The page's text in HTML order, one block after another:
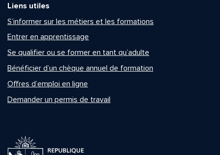
Liens utiles
S’informer sur les métiers et les formations
Entrer en apprentissage
Se qualifier ou se former en tant qu’adulte
Bénéficier d’un chèque annuel de formation
Offres d’emploi en ligne
Demander un permis de travail